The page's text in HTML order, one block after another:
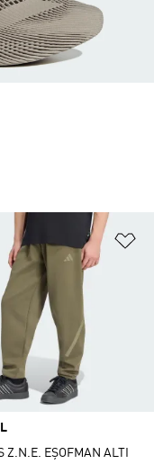
Ekle
Z.N.E. EŞOFMAN ALTI